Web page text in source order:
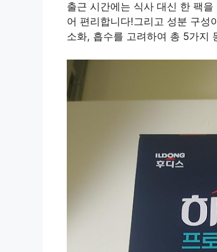
출근 시간에는 식사 대신 한 팩
어 편리합니다!그리고 성분 구성
소화, 흡수를 고려하여 총 5가지